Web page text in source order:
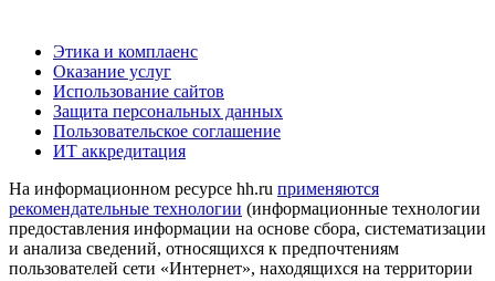
Этика и комплаенс
Оказание услуг
Использование сайтов
Защита персональных данных
Пользовательское соглашение
ИТ аккредитация
На информационном ресурсе hh.ru применяются
рекомендательные технологии (информационные технологии
предоставления информации на основе сбора, систематизации
и анализа сведений, относящихся к предпочтениям
пользователей сети «Интернет», находящихся на территории